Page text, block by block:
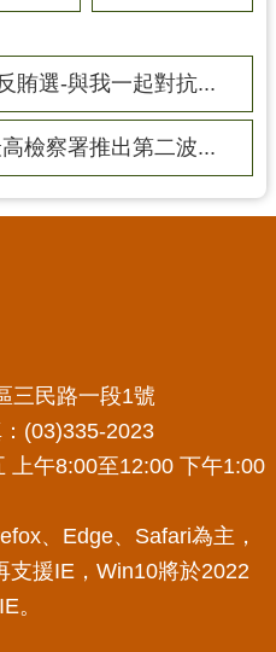
賄選-與我一起對抗...
檢察署推出第二波...
三民路一段1號
(03)335-2023
上午8:00至12:00 下午1:00
、Edge、Safari為主，
支援IE，Win10將於2022
。